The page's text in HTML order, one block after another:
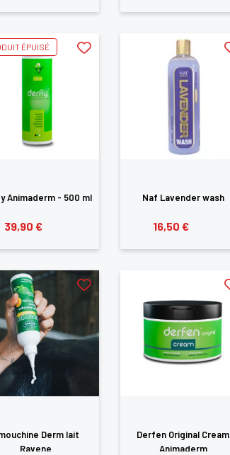
Animaderm - 500 ml
39,90 €
ÉPUISÉ
Naf Lavender wash
16,50 €
Derm lait
Ravene
Derfen Original Cream
Animaderm